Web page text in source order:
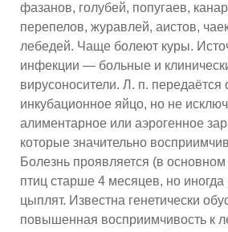
фазанов, голубей, попугаев,
перепелов, журавлей, аистов,
лебедей. Чаще болеют куры.
инфекции — больные и
вирусоносители. Л. п. передаётся
инкубационное яйцо, но не
алиментарное или аэрогенное
которые значительно
Болезнь проявляется (в
птиц старше 4 месяцев, но
цыплят. Известна генетически
повышенная восприимчивость к